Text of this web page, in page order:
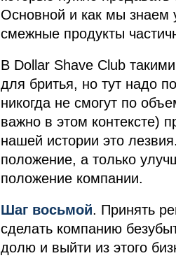
Основной и как мы знаем
смежные продукты
В Dollar Shave Club
для бритья, но тут надо
никогда не смогут по
важно в этом контексте)
нашей истории это
положение, а только
положение компании.
Шаг восьмой. Принять
сделать компанию
долю и выйти из этого